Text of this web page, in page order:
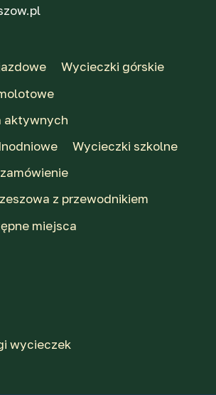
Wycieczki górskie
aktywnych
Wycieczki szkolne
z przewodnikiem
miejsca
wycieczek